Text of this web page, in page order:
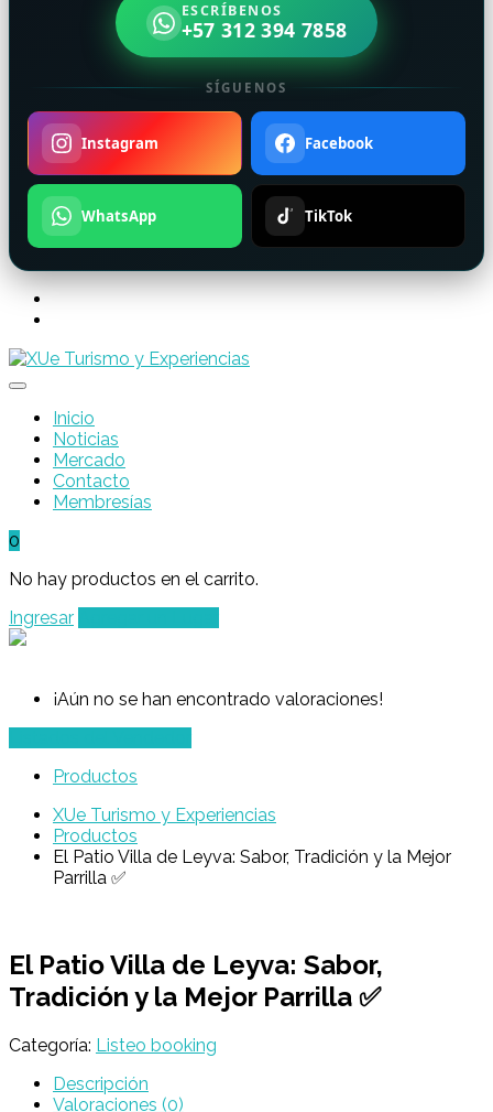
ESCRÍBENOS
+57 312 394 7858
SÍGUENOS
Instagram Facebook
WhatsApp TikTok
Inicio
Noticias
Mercado
Contacto
Membresías
0
No hay productos en el carrito.
Ingresar
¡Aún no se han encontrado valoraciones!
Productos
XUe Turismo y Experiencias
Productos
El Patio Villa de Leyva: Sabor, Tradición y la Mejor
Parrilla ✅
El Patio Villa de Leyva: Sabor,
Tradición y la Mejor Parrilla ✅
Categoría: Listeo booking
Descripción
Valoraciones (0)